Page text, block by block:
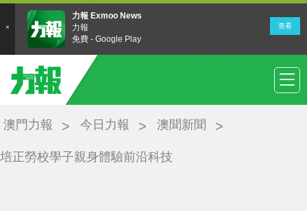
澳門力報 今日力報 澳聞新聞
培正勞校學子親身體驗前沿科技